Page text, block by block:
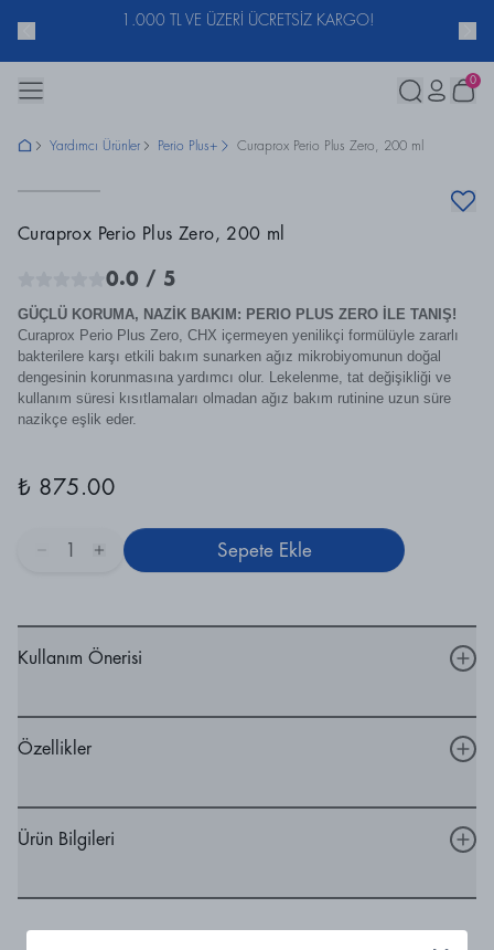
1.000 TL VE ÜZERİ ÜCRETSİZ KARGO!
0
Yardımcı Ürünler Perio Plus+ Curaprox Perio Plus Zero, 200 ml
Curaprox Perio Plus Zero, 200 ml
0.0 / 5
GÜÇLÜ KORUMA, NAZİK BAKIM: PERIO PLUS ZERO İLE TANIŞ!
Curaprox Perio Plus Zero, CHX içermeyen yenilikçi formülüyle zararlı
bakterilere karşı etkili bakım sunarken ağız mikrobiyomunun doğal
dengesinin korunmasına yardımcı olur. Lekelenme, tat değişikliği ve
kullanım süresi kısıtlamaları olmadan ağız bakım rutinine uzun süre
nazikçe eşlik eder.
₺ 875.00
1 Sepete Ekle
Kullanım Önerisi
Özellikler
Ürün Bilgileri